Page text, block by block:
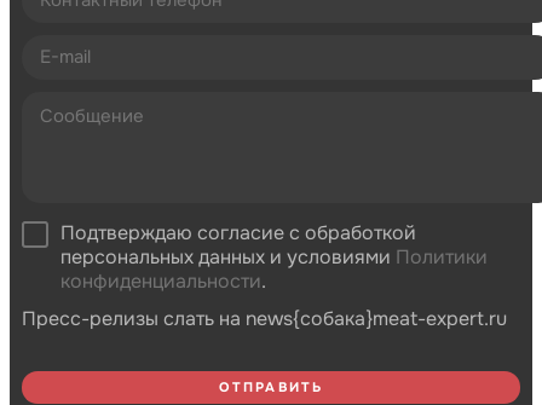
Подтверждаю согласие с обработкой
персональных данных и условиями Политики
конфиденциальности.
Пресс-релизы слать на news{собака}meat-expert.ru